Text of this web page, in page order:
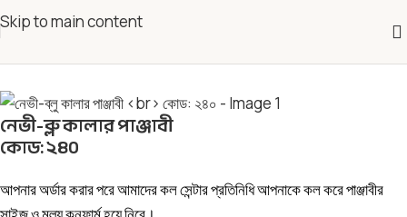
Skip to main content
নেভী-ব্লু কালার পাঞ্জাবী
কোড: ২৪০
আপনার অর্ডার করার পরে আমাদের কল সেন্টার প্রতিনিধি আপনাকে কল করে পাঞ্জাবীর